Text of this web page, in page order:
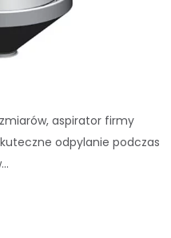
aspirator firmy
odpylanie podczas